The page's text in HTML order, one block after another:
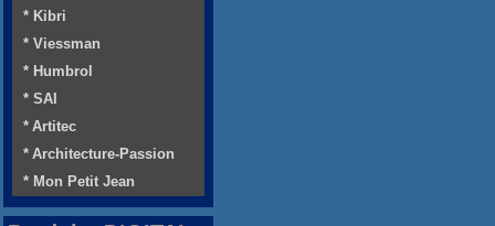
* Kibri
* Viessman
* Humbrol
* SAI
* Artitec
* Architecture-Passion
* Mon Petit Jean